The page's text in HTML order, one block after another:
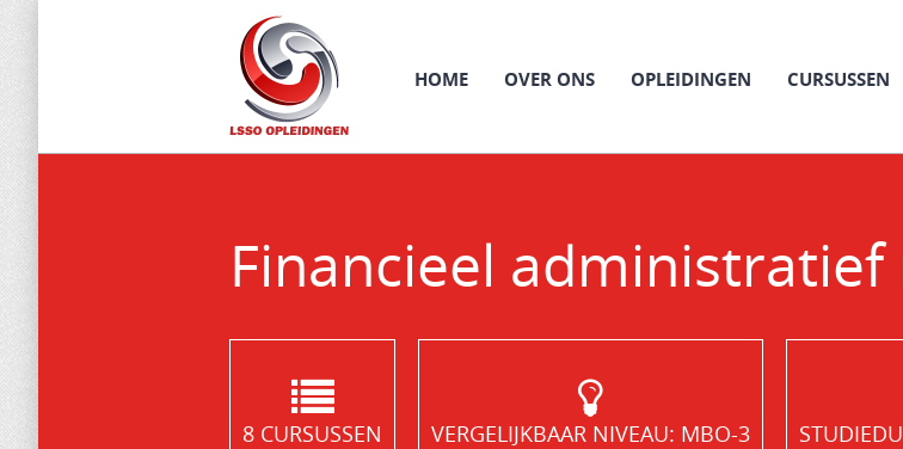
Main menu
SKIP
HOME OVER ONS OPLEIDINGEN CURSUSSEN
Financieel
8 CURSUSSEN VERGELIJKBAAR NIVEAU: MBO-3